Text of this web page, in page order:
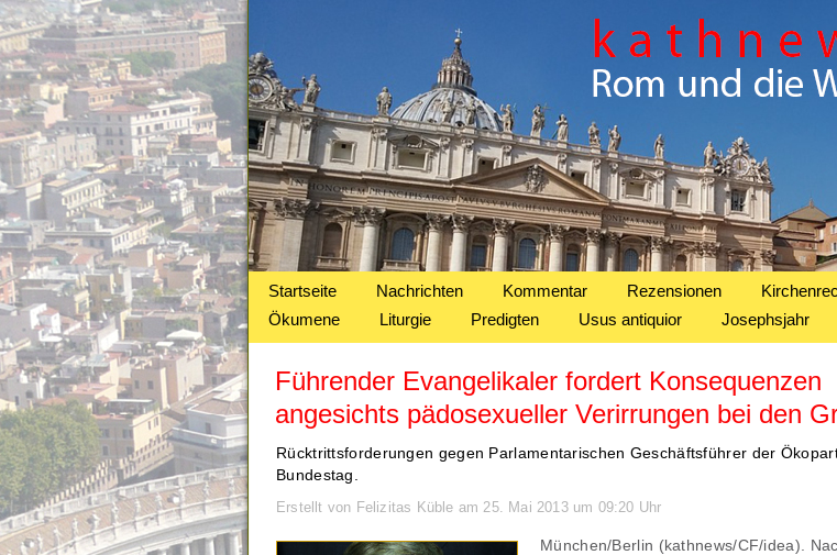
Startseite Nachrichten Kommentar Rezensionen
Ökumene
Liturgie Predigten Usus antiquior Josephsjahr
Führender Evangelikaler fordert Konsequenzen
angesichts pädosexueller Verirrungen bei den
Rücktrittsforderungen gegen Parlamentarischen Geschäftsführer der
Bundestag.
Erstellt von Felizitas Küble am 25. Mai 2013 um 09:20 Uhr
München/Berlin (kathnews/CF/idea).